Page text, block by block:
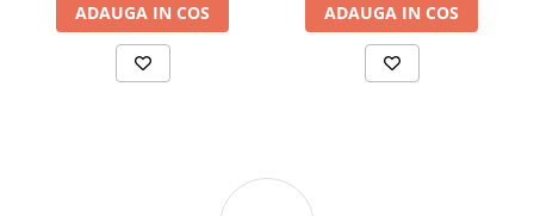
ADAUGA IN COS ADAUGA IN COS